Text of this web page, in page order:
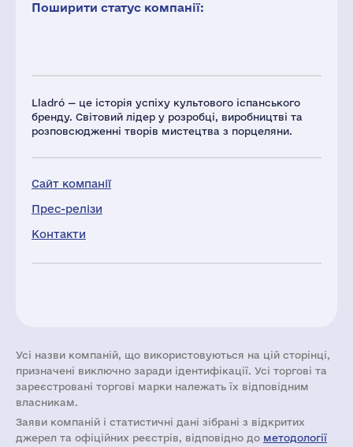
Lladró — це історія успіху культового іспанського
бренду. Світовий лідер у розробці, виробництві та
розповсюдженні творів мистецтва з порцеляни.
Сайт компанії
Прес-релізи
Контакти
Поширити статус компанії:
Усі назви компаній, що використовуються на цій сторінці,
призначені виключно заради ідентифікації. Усі торгові та
зареєстровані торгові марки належать їх відповідним
власникам.
Заяви компаній i статистичні дані зібрані з відкритих
джерел та офіційних реєстрів, відповідно до методології